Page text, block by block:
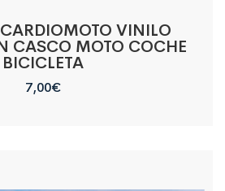
VINILO
CASCO MOTO COCHE
BICICLETA
7,00€